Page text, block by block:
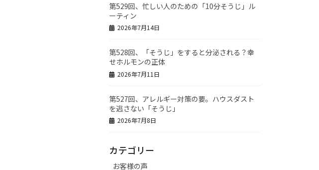
第529回、忙しい人のための「10分そうじ」ル
ーティン
2026年7月14日
第528回、「そうじ」をすると分泌される？幸
せホルモンの正体
2026年7月11日
第527回、アレルギー対策の要。ハウスダスト
を逃さない「そうじ」
2026年7月8日
カテゴリー
お客様の声